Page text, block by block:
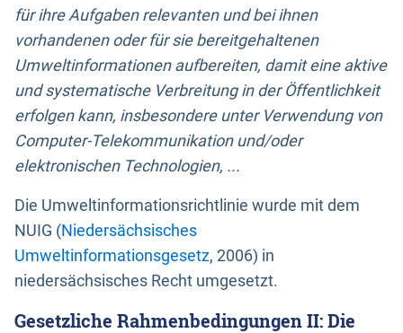
für ihre Aufgaben relevanten und bei ihnen
vorhandenen oder für sie bereitgehaltenen
Umweltinformationen aufbereiten, damit eine aktive
und systematische Verbreitung in der Öffentlichkeit
erfolgen kann, insbesondere unter Verwendung von
Computer-Telekommunikation und/oder
elektronischen Technologien, ...
Die Umweltinformationsrichtlinie wurde mit dem
NUIG (Niedersächsisches
Umweltinformationsgesetz, 2006) in
niedersächsisches Recht umgesetzt.
Gesetzliche Rahmenbedingungen II: Die